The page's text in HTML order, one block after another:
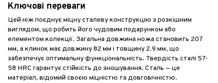
Ключові переваги
Цей ніж поєднує міцну сталеву конструкцію з розкішним
виглядом, що робить його чудовим подарунком або
елементом колекції. Загальна довжина ножа становить 207
мм, а клинок має довжину 82 мм і товщину 2.9 мм, що
забезпечує оптимальну функціональність. Твердість сталі 57-
58 HRC гарантує стійкість до зношування. Сталь — це
матеріал, відомий своєю міцністю та довговічністю.